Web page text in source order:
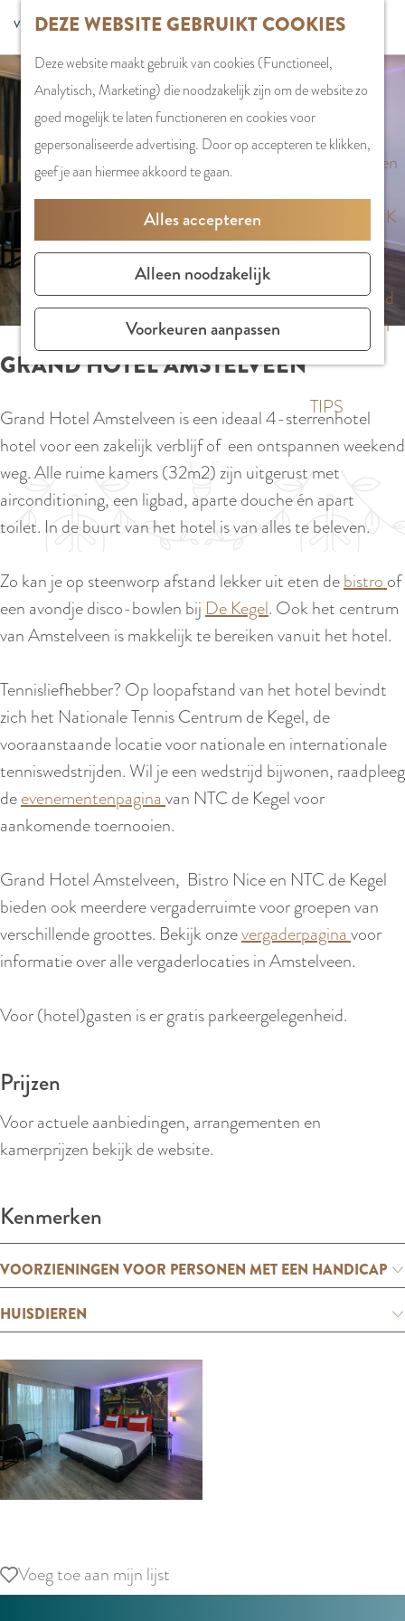
DEZE WEBSITE GEBRUIKT COOKIES
Deze website maakt gebruik van cookies (Functioneel,
Analytisch, Marketing) die noodzakelijk zijn om de website zo
goed mogelijk te laten functioneren en cookies voor
gepersonaliseerde advertising. Door op accepteren te klikken,
geef je aan hiermee akkoord te gaan.
Alles accepteren
Alleen noodzakelijk
Voorkeuren aanpassen
n
a
d
e
o
m
a
e
MENU
Z
o
e
k
e
t
e
n
S
e
e
r
t
a
a
l
H
i
d
i
g
e
a
a
l
N
e
d
e
r
n
d
s
G
o
E
n
g
l
i
s
h
p
a
g
e
WINKELEN
Stadshart
Winkels in
Markten
PLAN JE
Overnachten
Vergaderen in
Amstelveen
TIPS
GRAND HOTEL AMSTELVEEN
Grand Hotel Amstelveen is een ideaal 4-sterrenhotel
hotel voor een zakelijk verblijf of een ontspannen weekend
weg. Alle ruime kamers (32m2) zijn uitgerust met
airconditioning, een ligbad, aparte douche én apart
toilet. In de buurt van het hotel is van alles te beleven.
Zo kan je op steenworp afstand lekker uit eten debistroof
een avondje disco-bowlen bijDe Kegel. Ook het centrum
van Amstelveen is makkelijk te bereiken vanuit het hotel.
Tennisliefhebber? Op loopafstand van het hotel bevindt
zich het Nationale Tennis Centrum de Kegel, de
vooraanstaande locatie voor nationale en internationale
tenniswedstrijden. Wil je een wedstrijd bijwonen, raadpleeg
deevenementenpaginavan NTC de Kegel voor
aankomende toernooien.
Grand Hotel Amstelveen, Bistro Nice en NTC de Kegel
bieden ook meerdere vergaderruimte voor groepen van
verschillende groottes. Bekijk onzevergaderpaginavoor
informatie over alle vergaderlocaties in Amstelveen.
Voor (hotel)gasten is er gratis parkeergelegenheid.
Prijzen
Voor actuele aanbiedingen, arrangementen en
kamerprijzen bekijk de website.
Kenmerken
VOORZIENINGEN VOOR PERSONEN MET EEN HANDICAP
HUISDIEREN
e Voeg toe aan mijn lijst
Voeg toe aan mijn lijst